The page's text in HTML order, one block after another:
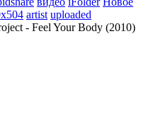
artist uploaded